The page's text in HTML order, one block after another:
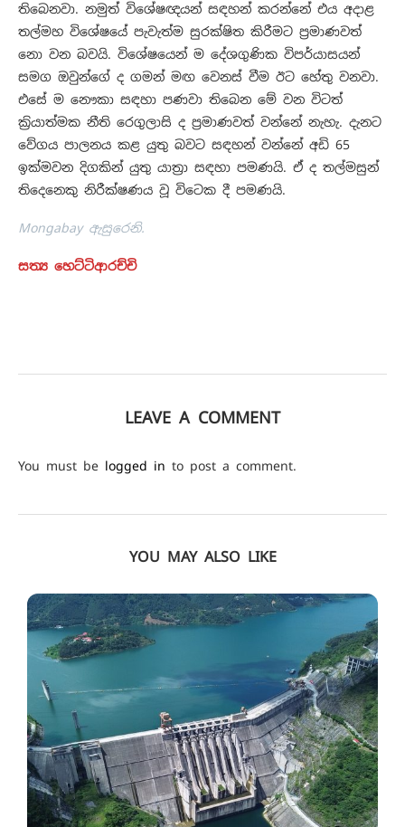
තිබෙනවා. නමුත් විශේෂඥයන් සඳහන් කරන්නේ එය අදාළ
තල්මහ විශේෂයේ පැවැත්ම සුරක්ෂිත කිරීමට ප්‍රමාණවත්
නො වන බවයි. විශේෂයෙන් ම දේශගුණික විපර්යාසයන්
සමග ඔවුන්ගේ ද ගමන් මඟ වෙනස් වීම ඊට හේතු වනවා.
එසේ ම නෞකා සඳහා පණවා තිබෙන මේ වන විටත්
ක්‍රියාත්මක නීති රෙගුලාසි ද ප්‍රමාණවත් වන්නේ නැහැ. දැනට
වේගය පාලනය කළ යුතු බවට සඳහන් වන්නේ අඩි 65
ඉක්මවන දිගකින් යුතු යාත්‍රා සඳහා පමණයි. ඒ ද තල්මසුන්
තිදෙනෙකු නිරීක්ෂණය වූ විටෙක දී පමණයි.
Mongabay ඇසුරෙනි.
සත්‍ය හෙට්ටිආරච්චි
LEAVE A COMMENT
You must be logged in to post a comment.
YOU MAY ALSO LIKE